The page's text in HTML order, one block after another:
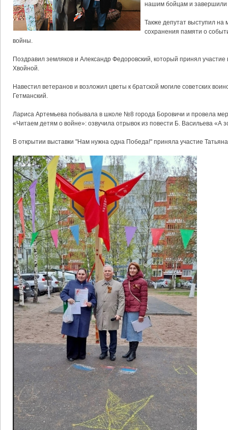
нашим бойцам и
Также депутат выступил на
сохранения памяти о
войны.
Поздравил земляков и Александр Федоровский, который принял
Хвойной.
Навестил ветеранов и возложил цветы к братской могиле советских
Гетманский.
Лариса Артемьева побывала в школе №8 города Боровичи и провела
«Читаем детям о войне»: озвучила отрывок из повести Б. Васильева «А
В открытии выставки "Нам нужна одна Победа!" приняла участие